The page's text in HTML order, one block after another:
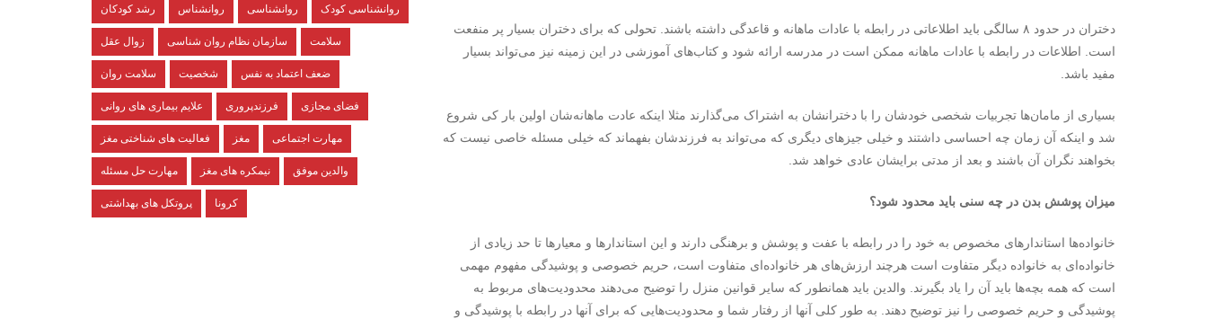
دختران در حدود ۸ سالگی باید اطلاعاتی در رابطه با عادات ماهانه و قاعدگی داشته باشند. تحولی که برای دختران بسیار پر منفعت
است. اطلاعات در رابطه با عادات ماهانه ممکن است در مدرسه ارائه شود و کتاب‌‌های آموزشی در این زمینه نیز می‌تواند بسیار
مفید باشد.
بسیاری از مامان‌‌ها تجربیات شخصی خودشان را با دخترانشان به اشتراک می‌‌گذارند مثلا اینکه عادت ماهانه‌شان اولین بار کی شروع
شد و اینکه آن زمان چه احساسی داشتند و خیلی جیزهای دیگری که می‌تواند به فرزندشان بفهماند که خیلی مسئله خاصی نیست که
بخواهند نگران آن باشند و بعد از مدتی برایشان عادی خواهد شد.
میزان پوشش بدن در چه سنی باید محدود شود؟
خانواده‌ها استاندارهای مخصوص به خود را در رابطه با عفت و پوشش و برهنگی دارند و این استاندارها و معیارها تا حد زیادی از
خانواده‌ای به خانواده دیگر متفاوت است هرچند ارزش‌های هر خانواده‌ای متفاوت است، حریم خصوصی و پوشیدگی مفهوم مهمی
است که همه بچه‌‌ها باید آن را یاد بگیرند. والدین باید همانطور که سایر قوانین منزل را توضیح می‌‌دهند محدودیت‌های مربوط به
پوشیدگی و حریم خصوصی را نیز توضیح دهند. به طور کلی آنها از رفتار شما و محدودیت‌هایی که برای آنها در رابطه با پوشیدگی و
رشد کودکان روانشناس روانشناسی روانشناسی کودک
زوال عقل سازمان نظام روان شناسی سلامت
سلامت روان شخصیت ضعف اعتماد به نفس
علایم بیماری های روانی فرزندپروری فضای مجازی
فعالیت های شناختی مغز مغز مهارت اجتماعی
مهارت حل مسئله نیمکره های مغز والدین موفق
پروتکل های بهداشتی کرونا